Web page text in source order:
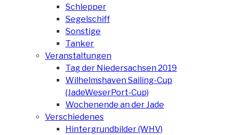
Schlepper
Segelschiff
Sonstige
Tanker
Veranstaltungen
Tag der Niedersachsen 2019
Wilhelmshaven Sailing-Cup
(JadeWeserPort-Cup)
Wochenende an der Jade
Verschiedenes
Hintergrundbilder (WHV)